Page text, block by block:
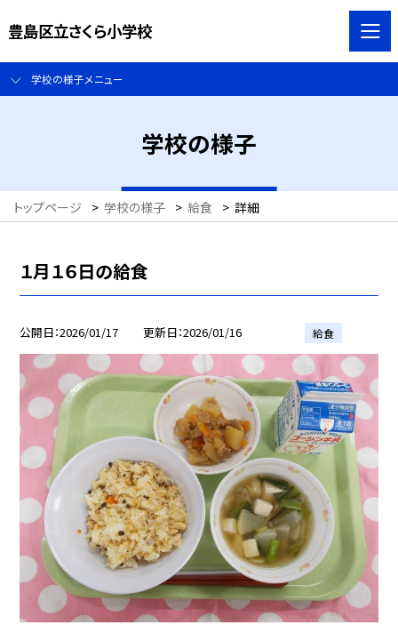
豊島区立さくら小学校
学校の様子メニュー
学校の様子
トップページ > 学校の様子 > 給食 > 詳細
１月１６日の給食
公開日 2026/01/17 更新日 2026/01/16 給食